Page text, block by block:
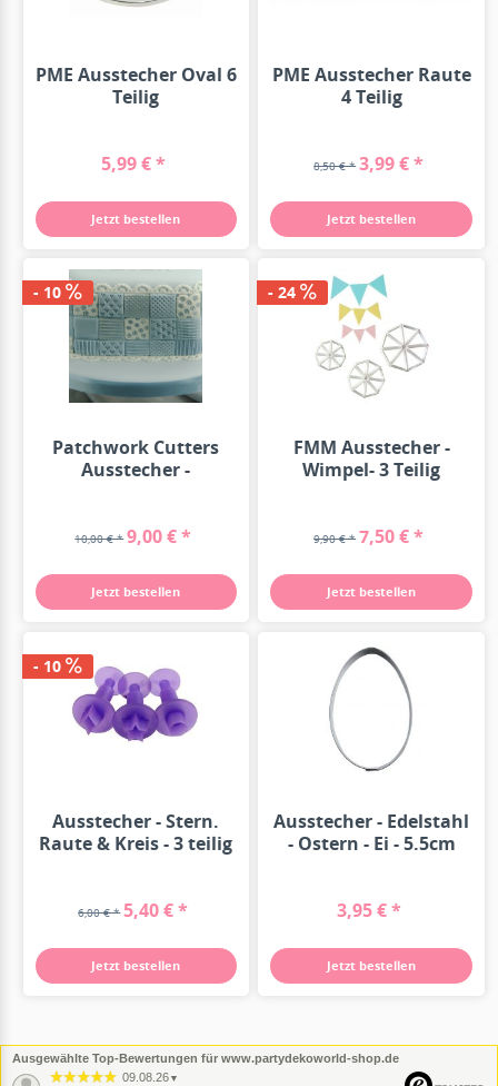
PME Ausstecher Oval 6
Teilig
5,99 € *
Jetzt bestellen
PME Ausstecher Raute
4 Teilig
8,50 € * 3,99 € *
Jetzt bestellen
- 10
Patchwork Cutters
Ausstecher -
10,00 € * 9,00 € *
Jetzt bestellen
- 24
FMM Ausstecher -
Wimpel- 3 Teilig
9,90 € * 7,50 € *
Jetzt bestellen
- 10
Ausstecher - Stern.
Raute & Kreis - 3 teilig
6,00 € * 5,40 € *
Jetzt bestellen
Ausstecher - Edelstahl
- Ostern - Ei - 5.5cm
3,95 € *
Jetzt bestellen
Ausgewählte Top-Bewertungen für www.partydekoworld-shop.de
09.08.26 ▼